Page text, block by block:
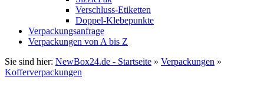
Verschluss-Etiketten
Doppel-Klebepunkte
Verpackungsanfrage
Verpackungen von A bis Z
Sie sind hier: NewBox24.de - Startseite » Verpackungen »
Kofferverpackungen